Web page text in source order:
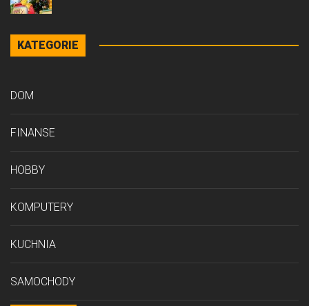
KATEGORIE
DOM
FINANSE
HOBBY
KOMPUTERY
KUCHNIA
SAMOCHODY